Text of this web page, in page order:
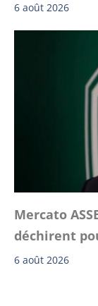
6 août 2026
Mercato
déchirent
6 août 2026